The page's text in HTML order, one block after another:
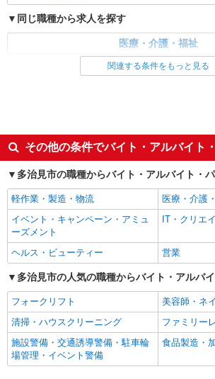
同じ職種から求人を探す
医療・介護・福祉
看護師・保健師・看護助手・助産師
ボーナス・賞与あり
車通勤OK
交通費支給
社会保険あり
産休・育休取得実績あり
関連する条件をもっと見る
その他の条件でバイト・アルバイト
多治見市の職種からバイト・アルバイト・
軽作業・製造・物流
医療・介護
イベント・キャンペーン・アミュ
ーズメント
IT・クリエ
ヘルス・ビューティー 営業
多治見市の人気の職種からバイト・アルバ
フォークリフト
美容師・ネ
清掃・ハウスクリーニング
ファミリー
施設警備・交通誘導警備・駐車輪
場管理・イベント警備
食品製造・